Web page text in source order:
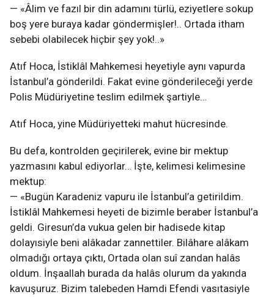
— «Âlim ve fazıl bir din adamını türlü, eziyetlere sokup
boş yere buraya kadar göndermişler!.. Ortada itham
sebebi olabilecek hiçbir şey yok!..»
Atıf Hoca, İstiklâl Mahkemesi heyetiyle aynı vapurda
İstanbul’a gönderildi. Fakat evine gönderileceği yerde
Polis Müdüriyetine teslim edilmek şartiyle…
Atıf Hoca, yine Müdüriyetteki mahut hücresinde.
Bu defa, kontrolden geçirilerek, evine bir mektup
yazmasını kabul ediyorlar… İşte, kelimesi kelimesine
mektup:
— «Bugün Karadeniz vapuru ile İstanbul’a getirildim.
İstiklâl Mahkemesi heyeti de bizimle beraber İstanbul’a
geldi. Giresun’da vukua gelen bir hadisede kitap
dolayısiyle beni alâkadar zannettiler. Bilâhare alâkam
olmadığı ortaya çıktı, Ortada olan suî zandan halâs
oldum. İnşaallah burada da halâs olurum da yakında
kavuşuruz. Bizim talebeden Hamdi Efendi vasıtasiyle